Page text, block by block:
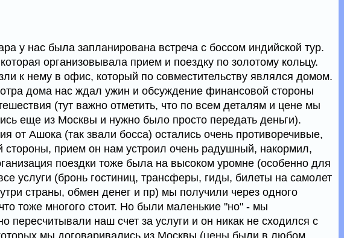
у нас была запланирована встреча с боссом индийской тур.
организовывала прием и поездку по золотому кольцу.
к нему в офис, который по совместительству являлся домом.
дома нас ждал ужин и обсуждение финансовой стороны
(тут важно отметить, что по всем деталям и цене мы
еще из Москвы и нужно было просто передать деньги).
от Ашока (так звали босса) остались очень противоречивые,
стороны, прием он нам устроил очень радушный, накормил,
поездки тоже была на высоком уромне (особенно для
услуги (бронь гостиниц, трансферы, гиды, билеты на самолет
страны, обмен денег и пр) мы получили через одного
тоже многого стоит. Но были маленькие "но" - мы
пересчитывали наш счет за услуги и он никак не сходился с
мы договаривались из Москвы (цены были в любом